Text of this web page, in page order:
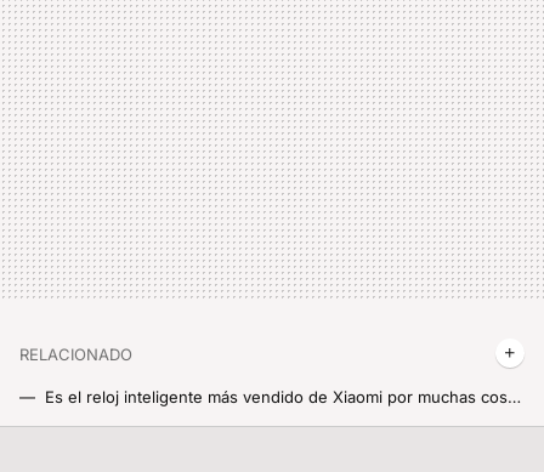
RELACIONADO
Es el reloj inteligente más vendido de Xiaomi por muchas cosas, pero también por el precio. Y aquí tienes un código de descuento para AliExpress